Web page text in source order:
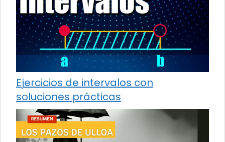
Ejercicios de intervalos con
soluciones prácticas